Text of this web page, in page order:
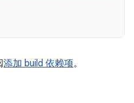
添加 build 依赖项。